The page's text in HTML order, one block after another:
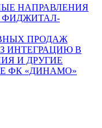
НАПРАВЛЕНИЯ
ФИДЖИТАЛ-
ПРОДАЖ
ИНТЕГРАЦИЮ В
И ДРУГИЕ
ФК «ДИНАМО»